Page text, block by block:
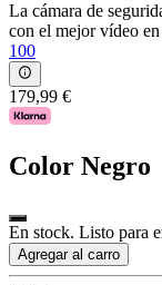
La cámara de
con el mejor vídeo
100
179,99 €
Color Negro
En stock. Listo para
Agregar al carro